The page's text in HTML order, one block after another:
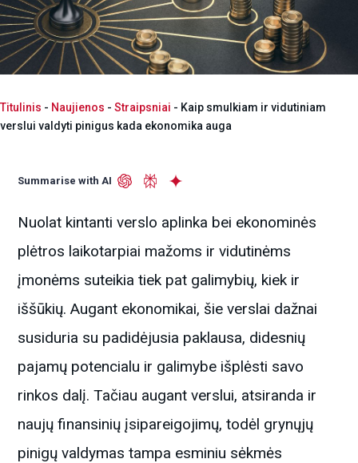
Titulinis - Naujienos - Straipsniai - Kaip smulkiam ir vidutiniam
verslui valdyti pinigus kada ekonomika auga
Summarise with AI
Nuolat kintanti verslo aplinka bei ekonominės
plėtros laikotarpiai mažoms ir vidutinėms
įmonėms suteikia tiek pat galimybių, kiek ir
iššūkių. Augant ekonomikai, šie verslai dažnai
susiduria su padidėjusia paklausa, didesnių
pajamų potencialu ir galimybe išplėsti savo
rinkos dalį. Tačiau augant verslui, atsiranda ir
naujų finansinių įsipareigojimų, todėl grynųjų
pinigų valdymas tampa esminiu sėkmės